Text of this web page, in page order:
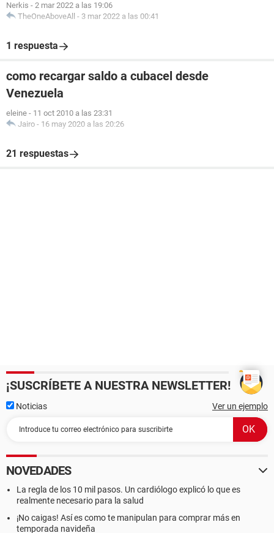
Nerkis - 2 mar 2022 a las 19:06
TheOneAboveAll - 3 mar 2022 a las 00:41
1 respuesta
como recargar saldo a cubacel desde
Venezuela
eleine - 11 oct 2010 a las 23:31
Jairo - 16 may 2020 a las 20:26
21 respuestas
¡SUSCRÍBETE A NUESTRA NEWSLETTER!
Noticias Ver un ejemplo
NOVEDADES
La regla de los 10 mil pasos. Un cardiólogo explicó lo que es
realmente necesario para la salud
¡No caigas! Así es como te manipulan para comprar más en
temporada navideña